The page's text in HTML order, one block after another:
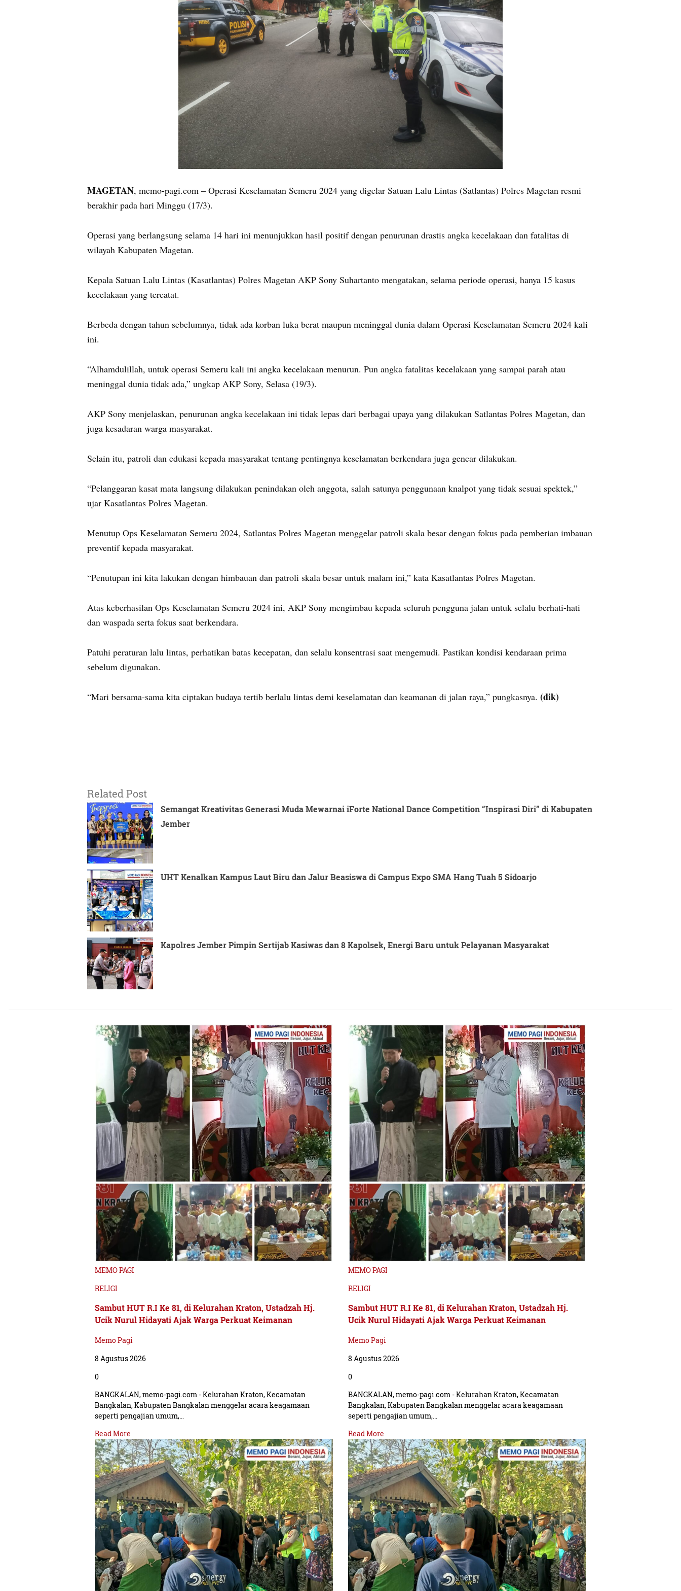
MAGETAN, memo-pagi.com – Operasi Keselamatan Semeru 2024 yang digelar Satuan Lalu Lintas (Satlantas) Polres Magetan resmi
berakhir pada hari Minggu (17/3).
Operasi yang berlangsung selama 14 hari ini menunjukkan hasil positif dengan penurunan drastis angka kecelakaan dan fatalitas di
wilayah Kabupaten Magetan.
Kepala Satuan Lalu Lintas (Kasatlantas) Polres Magetan AKP Sony Suhartanto mengatakan, selama periode operasi, hanya 15 kasus
kecelakaan yang tercatat.
Berbeda dengan tahun sebelumnya, tidak ada korban luka berat maupun meninggal dunia dalam Operasi Keselamatan Semeru 2024 kali
ini.
“Alhamdulillah, untuk operasi Semeru kali ini angka kecelakaan menurun. Pun angka fatalitas kecelakaan yang sampai parah atau
meninggal dunia tidak ada,” ungkap AKP Sony, Selasa (19/3).
AKP Sony menjelaskan, penurunan angka kecelakaan ini tidak lepas dari berbagai upaya yang dilakukan Satlantas Polres Magetan, dan
juga kesadaran warga masyarakat.
Selain itu, patroli dan edukasi kepada masyarakat tentang pentingnya keselamatan berkendara juga gencar dilakukan.
“Pelanggaran kasat mata langsung dilakukan penindakan oleh anggota, salah satunya penggunaan knalpot yang tidak sesuai spektek,”
ujar Kasatlantas Polres Magetan.
Menutup Ops Keselamatan Semeru 2024, Satlantas Polres Magetan menggelar patroli skala besar dengan fokus pada pemberian imbauan
preventif kepada masyarakat.
“Penutupan ini kita lakukan dengan himbauan dan patroli skala besar untuk malam ini,” kata Kasatlantas Polres Magetan.
Atas keberhasilan Ops Keselamatan Semeru 2024 ini, AKP Sony mengimbau kepada seluruh pengguna jalan untuk selalu berhati-hati
dan waspada serta fokus saat berkendara.
Patuhi peraturan lalu lintas, perhatikan batas kecepatan, dan selalu konsentrasi saat mengemudi. Pastikan kondisi kendaraan prima
sebelum digunakan.
“Mari bersama-sama kita ciptakan budaya tertib berlalu lintas demi keselamatan dan keamanan di jalan raya,” pungkasnya. (dik)
Related Post
Semangat Kreativitas Generasi Muda Mewarnai iForte National Dance Competition “Inspirasi Diri” di Kabupaten
Jember
UHT Kenalkan Kampus Laut Biru dan Jalur Beasiswa di Campus Expo SMA Hang Tuah 5 Sidoarjo
Kapolres Jember Pimpin Sertijab Kasiwas dan 8 Kapolsek, Energi Baru untuk Pelayanan Masyarakat
MEMO PAGI
RELIGI
Sambut HUT R.I Ke 81, di Kelurahan Kraton, Ustadzah Hj.
Ucik Nurul Hidayati Ajak Warga Perkuat Keimanan
Memo Pagi
8 Agustus 2026
0
BANGKALAN, memo-pagi.com - Kelurahan Kraton, Kecamatan
Bangkalan, Kabupaten Bangkalan menggelar acara keagamaan
seperti pengajian umum,…
Read More
MEMO PAGI
RELIGI
Sambut HUT R.I Ke 81, di Kelurahan Kraton, Ustadzah Hj.
Ucik Nurul Hidayati Ajak Warga Perkuat Keimanan
Memo Pagi
8 Agustus 2026
0
BANGKALAN, memo-pagi.com - Kelurahan Kraton, Kecamatan
Bangkalan, Kabupaten Bangkalan menggelar acara keagamaan
seperti pengajian umum,…
Read More